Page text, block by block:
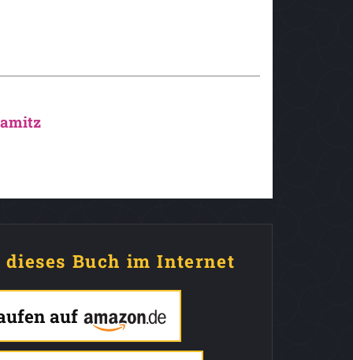
dieses Buch im Internet
auf